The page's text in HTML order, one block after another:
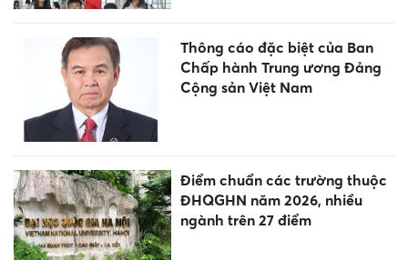
nóng như đổ lửa
công bố điểm chuẩn trúng
tuyển